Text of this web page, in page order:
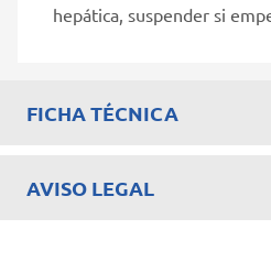
hepática, suspender si
FICHA TÉCNICA
AVISO LEGAL